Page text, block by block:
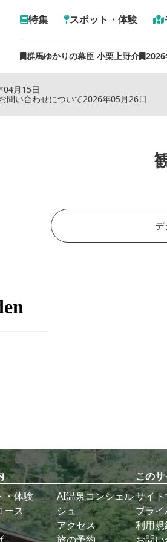
特集 スポット・体験
群馬ゆかりの幕臣 小栗上野介
04月15日
2026年05月26日
問い合わせについて
・体験
ース
AI温泉コンシェル
ジュ
アクセス
この
サイ
プラ
利用規